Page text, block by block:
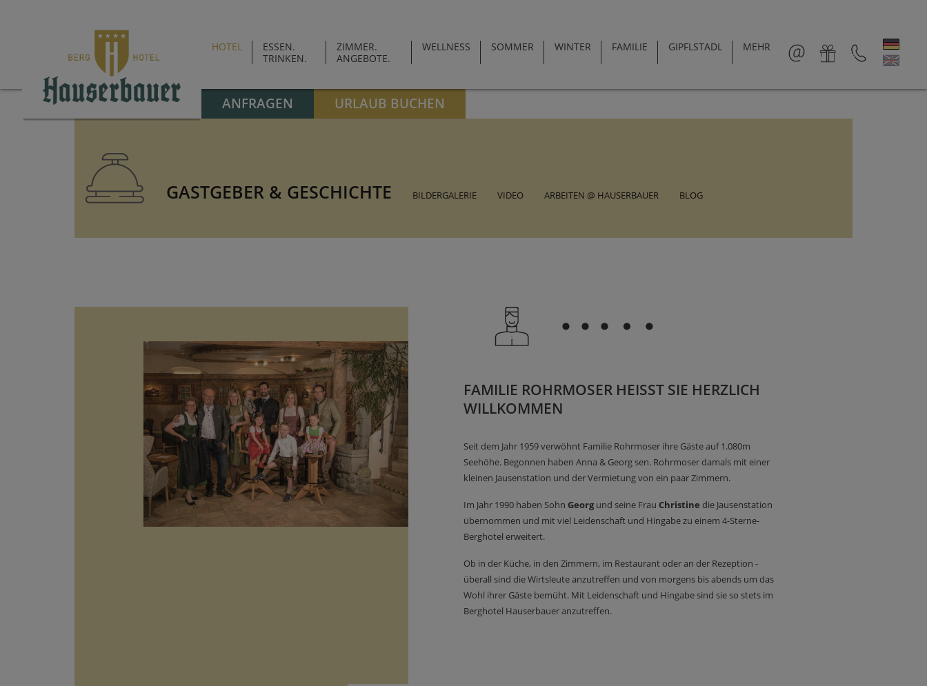
HOTEL
ESSEN.
TRINKEN.
ZIMMER.
ANGEBOTE.
WELLNESS SOMMER WINTER FAMILIE GIPFLSTADL MEHR
ANFRAGEN URLAUB BUCHEN
GASTGEBER & GESCHICHTE BILDERGALERIE VIDEO ARBEITEN @ HAUSERBAUER BLOG
FAMILIE ROHRMOSER HEISST SIE HERZLICH W
ILLKOMMEN
Seit dem Jahr 1959 verwöhnt Familie Rohrmoser ihre Gäste auf 1.080m
Seehöhe. Begonnen haben Anna & Georg sen. Rohrmoser damals mit einer
kleinen Jausenstation und der Vermietung von ein paar Zimmern.
Im Jahr 1990 haben Sohn Georg und seine Frau Christine die Jausenstation
übernommen und mit viel Leidenschaft und Hingabe zu einem 4-Sterne-
Berghotel erweitert.
Ob in der Küche, in den Zimmern, im Restaurant oder an der Rezeption -
überall sind die Wirtsleute anzutreffen und von morgens bis abends um das
Wohl ihrer Gäste bemüht. Mit Leidenschaft und Hingabe sind sie so stets im
Berghotel Hauserbauer anzutreffen.